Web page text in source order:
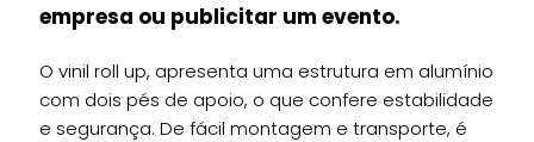
empresa ou publicitar um evento.
O vinil roll up, apresenta uma estrutura em alumínio
com dois pés de apoio, o que confere estabilidade
e segurança. De fácil montagem e transporte, é